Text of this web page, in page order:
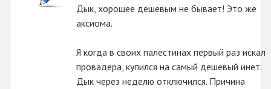
Дык, хорошее дешевым не бывает! Это же
аксиома.
Я когда в своих палестинах первый раз искал
провадера, купился на самый дешевый инет.
Дык через неделю отключился. Причина